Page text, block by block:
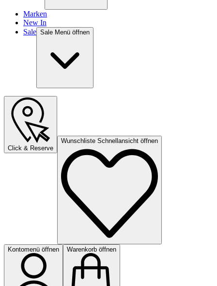
Marken
New In
Sale Sale Menü öffnen
Click & Reserve
Wunschliste Schnellansicht öffnen
Kontomenü öffnen Warenkorb öffnen